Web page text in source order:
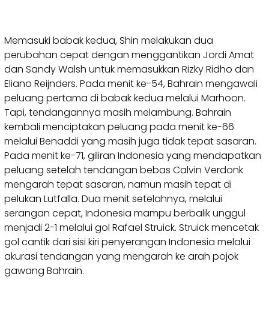
Memasuki babak kedua, Shin melakukan dua
perubahan cepat dengan menggantikan Jordi Amat
dan Sandy Walsh untuk memasukkan Rizky Ridho dan
Eliano Reijnders. Pada menit ke-54, Bahrain mengawali
peluang pertama di babak kedua melalui Marhoon.
Tapi, tendangannya masih melambung. Bahrain
kembali menciptakan peluang pada menit ke-66
melalui Benaddi yang masih juga tidak tepat sasaran.
Pada menit ke-71, giliran Indonesia yang mendapatkan
peluang setelah tendangan bebas Calvin Verdonk
mengarah tepat sasaran, namun masih tepat di
pelukan Lutfalla. Dua menit setelahnya, melalui
serangan cepat, Indonesia mampu berbalik unggul
menjadi 2-1 melalui gol Rafael Struick. Struick mencetak
gol cantik dari sisi kiri penyerangan Indonesia melalui
akurasi tendangan yang mengarah ke arah pojok
gawang Bahrain.